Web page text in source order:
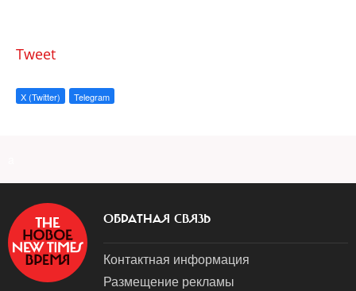
Tweet
X (Twitter) Telegram
ОБРАТНАЯ СВЯЗЬ
Контактная информация
Размещение рекламы